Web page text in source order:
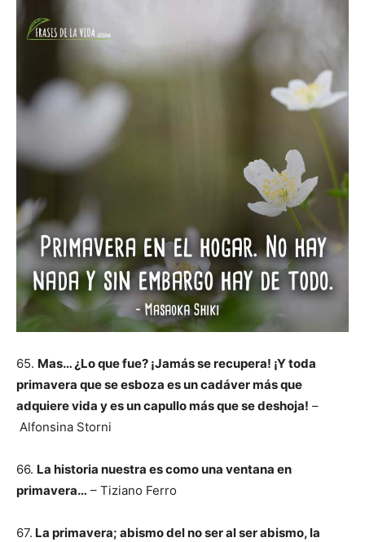
65. Mas… ¿Lo que fue? ¡Jamás se recupera! ¡Y toda
primavera que se esboza es un cadáver más que
adquiere vida y es un capullo más que se deshoja! –
Alfonsina Storni
66. La historia nuestra es como una ventana en
primavera… – Tiziano Ferro
67. La primavera; abismo del no ser al ser abismo, la